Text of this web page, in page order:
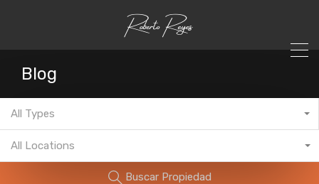
Blog
All Types
All Locations
Buscar Propiedad